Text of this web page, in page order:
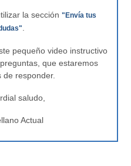
la sección "Envía tus
pequeño video instructivo
que estaremos
de responder.
saludo,
Actual